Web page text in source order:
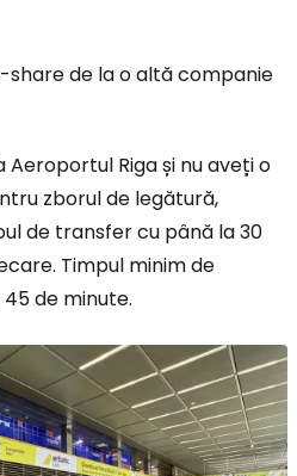
share de la o altă companie
Riga și nu aveți o
zborul de legătură,
de transfer cu până la 30
Timpul minim de
de minute.